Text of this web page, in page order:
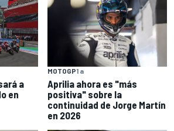
a
en
MOTOGP1 a
Aprilia ahora es "más
positiva" sobre la
continuidad de Jorge Martín
en 2026